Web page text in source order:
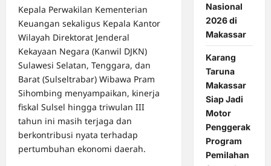
Kepala Perwakilan Kementerian
Keuangan sekaligus Kepala Kantor
Wilayah Direktorat Jenderal
Kekayaan Negara (Kanwil DJKN)
Sulawesi Selatan, Tenggara, dan
Barat (Sulseltrabar) Wibawa Pram
Sihombing menyampaikan, kinerja
fiskal Sulsel hingga triwulan III
tahun ini masih terjaga dan
berkontribusi nyata terhadap
pertumbuhan ekonomi daerah.
Nasional
2026 di
Makassar
Karang
Taruna
Makassar
Siap Jadi
Motor
Penggerak
Program
Pemilahan